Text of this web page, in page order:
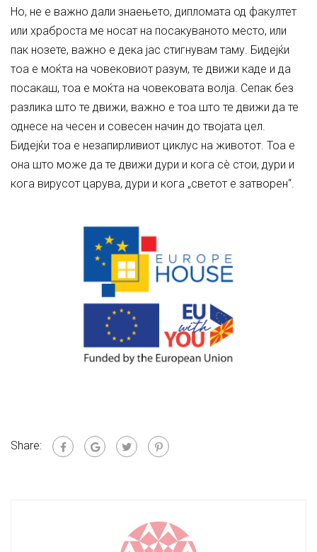
Но, не е важно дали знаењето, дипломата од факултет
или храброста ме носат на посакуваното место, или
пак нозете, важно е дека јас стигнувам таму. Бидејќи
тоа е моќта на човековиот разум, те движи каде и да
посакаш, тоа е моќта на човековата волја. Сепак без
разлика што те движи, важно е тоа што те движи да те
однесе на чесен и совесен начин до твојата цел.
Бидејќи тоа е незапирливиот циклус на животот. Тоа е
она што може да те движи дури и кога сè стои, дури и
кога вирусот царува, дури и кога „светот е затворен“.
Share: